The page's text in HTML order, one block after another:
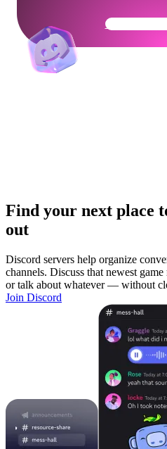
Get Your
Find your next place
out
Discord servers help organize
channels. Discuss that newest
or talk about whatever — without
Join Discord